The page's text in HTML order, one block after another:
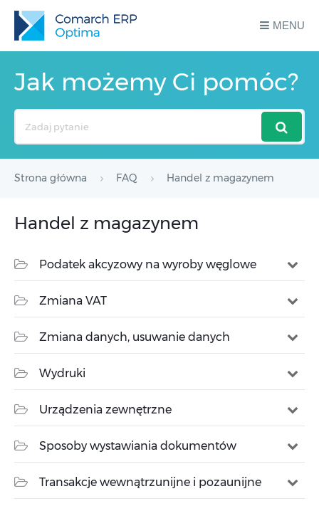
MENU
Jak możemy Ci pomóc?
Strona główna FAQ Handel z magazynem
Handel z magazynem
Podatek akcyzowy na wyroby węglowe
Zmiana VAT
Zmiana danych, usuwanie danych
Wydruki
Urządzenia zewnętrzne
Sposoby wystawiania dokumentów
Transakcje wewnątrzunijne i pozaunijne